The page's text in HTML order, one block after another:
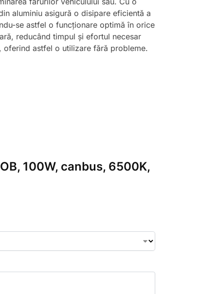
aluminiu asigură o disipare eficientă a
se astfel o funcționare optimă în orice
reducând timpul și efortul necesar
oferind astfel o utilizare fără probleme.
100W, canbus, 6500K,